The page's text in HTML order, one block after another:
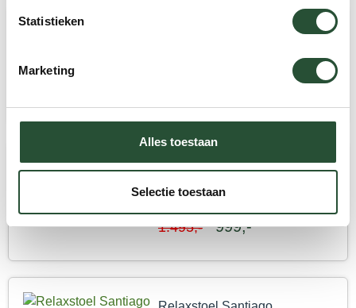
Statistieken
Marketing
Alles toestaan
Selectie toestaan
Regenhoes tbv Lounge-set
190x170cm Beschermhoes
Loungeset SenS-Line
Carlijn de Luxe Stoel-Bank
Aluminium – BK82438
1.495,- 999,-